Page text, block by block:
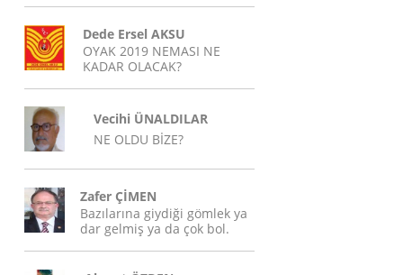
Dede Ersel AKSU
OYAK 2019 NEMASI NE
KADAR OLACAK?
Vecihi ÜNALDILAR
NE OLDU BİZE?
Zafer ÇİMEN
Bazılarına giydiği gömlek ya
dar gelmiş ya da çok bol.